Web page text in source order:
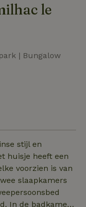
le
| Bungalow
stijl en
huisje heeft een
voorzien is van
slaapkamers
In de badkamer